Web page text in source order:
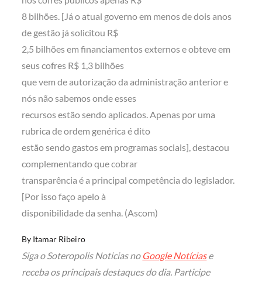
8 bilhões. [Já o atual governo em menos de dois anos
de gestão já solicitou R$
2,5 bilhões em financiamentos externos e obteve em
seus cofres R$ 1,3 bilhões
que vem de autorização da administração anterior e
nós não sabemos onde esses
recursos estão sendo aplicados. Apenas por uma
rubrica de ordem genérica é dito
estão sendo gastos em programas sociais], destacou
complementando que cobrar
transparência é a principal competência do legislador.
[Por isso faço apelo à
disponibilidade da senha. (Ascom)
By Itamar Ribeiro
Siga o Soteropolis Noticias no Google Notíciase
receba os principais destaques do dia. Participe